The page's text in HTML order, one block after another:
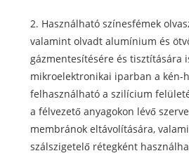
2. Használható színesfémek
valamint olvadt alumínium és
gázmentesítésére és tisztítására
mikroelektronikai iparban a kén-
felhasználható a szilícium
a félvezető anyagokon lévő
membránok eltávolítására,
szálszigetelő rétegként